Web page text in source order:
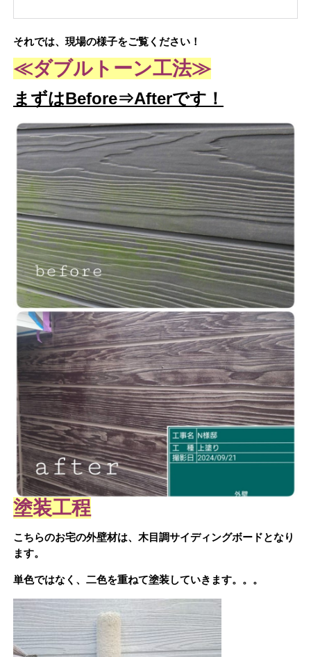
それでは、現場の様子をご覧ください！
≪ダブルトーン工法≫
まずはBefore⇒Afterです！
塗装工程
こちらのお宅の外壁材は、木目調サイディングボードとなり
ます。
単色ではなく、二色を重ねて塗装していきます。。。